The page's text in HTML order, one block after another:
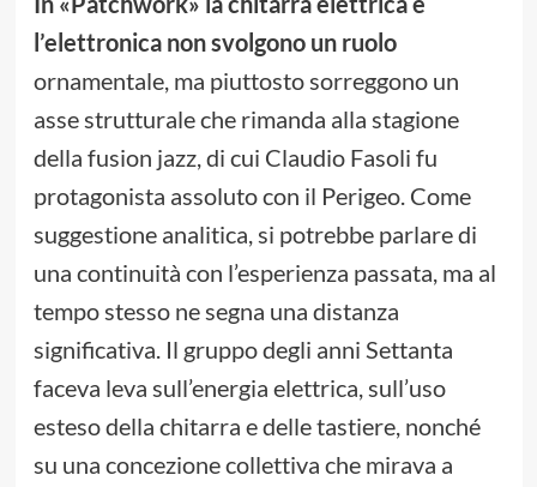
l’elettronica non svolgono un ruolo
ornamentale, ma piuttosto sorreggono un
asse strutturale che rimanda alla stagione
della fusion jazz, di cui Claudio Fasoli fu
protagonista assoluto con il Perigeo. Come
suggestione analitica, si potrebbe parlare di
una continuità con l’esperienza passata, ma al
tempo stesso ne segna una distanza
significativa. Il gruppo degli anni Settanta
faceva leva sull’energia elettrica, sull’uso
esteso della chitarra e delle tastiere, nonché
su una concezione collettiva che mirava a